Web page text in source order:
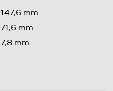
147,6 mm
71,6 mm
7,8 mm